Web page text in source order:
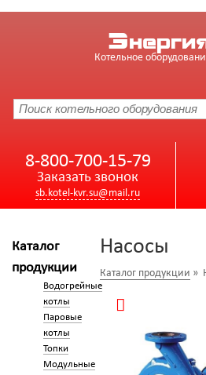
Котельное
8-800-700-15-79
Заказать звонок
sb.kotel-kvr.su@mail.ru
Каталог
продукции
Водогрейные
котлы
Паровые
котлы
Топки
Модульные
Насосы
Каталог продукции »